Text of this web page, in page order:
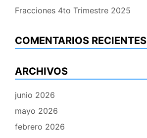
Fracciones 4to Trimestre 2025
COMENTARIOS RECIENTES
ARCHIVOS
junio 2026
mayo 2026
febrero 2026